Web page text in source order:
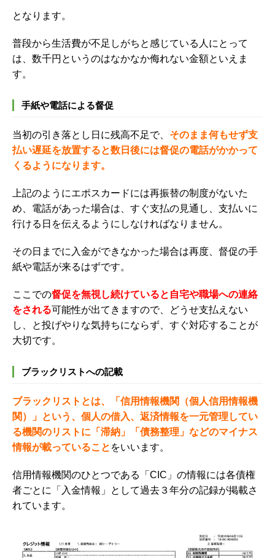
となります。
普段から生活費が不足しがちと感じている人にとって
は、数千円というのはなかなか侮れない金額といえま
す。
手紙や電話による督促
当初の引き落とし日に残高不足で、 そのまま何もせず支
払い遅延を放置すると数日後には督促の電話がかかって
くるようになります。
上記のようにエポスカードには再振替の制度がないた
め、電話があった場合は、すぐ支払の見通し、支払いに
行ける日を伝えるようにしなければなりません。
その日までに入金ができなかった場合は再度、督促の手
紙や電話が来るはずです。
ここでの督促を無視し続けていると自宅や職場への連絡
をされる可能性が出てきますので、どうせ支払えない
し、と投げやりな気持ちにならず、すぐ対応することが
大切です。
ブラックリストへの記載
ブラックリストとは、「信用情報機関（個人信用情報機
関）」という、個人の借入、返済情報を一元管理してい
る機関のリストに「滞納」「債務整理」などのマイナス
情報が載っていること をいいます。
信用情報機関のひとつである「CIC」の情報には各債権
者ごとに「入金情報」として過去３年分の記録が掲載さ
れています。